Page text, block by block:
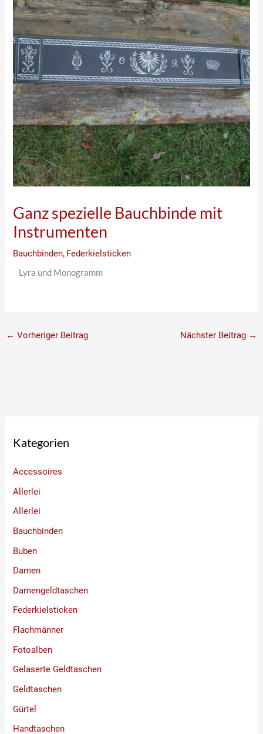
Ganz spezielle Bauchbinde mit
Instrumenten
Bauchbinden, Federkielsticken
Lyra und Monogramm
← Vorheriger Beitrag Nächster Beitrag →
Kategorien
Accessoires
Allerlei
Allerlei
Bauchbinden
Buben
Damen
Damengeldtaschen
Federkielsticken
Flachmänner
Fotoalben
Gelaserte Geldtaschen
Geldtaschen
Gürtel
Handtaschen